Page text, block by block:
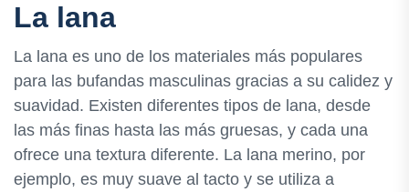
La lana
La lana es uno de los materiales más populares
para las bufandas masculinas gracias a su calidez y
suavidad. Existen diferentes tipos de lana, desde
las más finas hasta las más gruesas, y cada una
ofrece una textura diferente. La lana merino, por
ejemplo, es muy suave al tacto y se utiliza a